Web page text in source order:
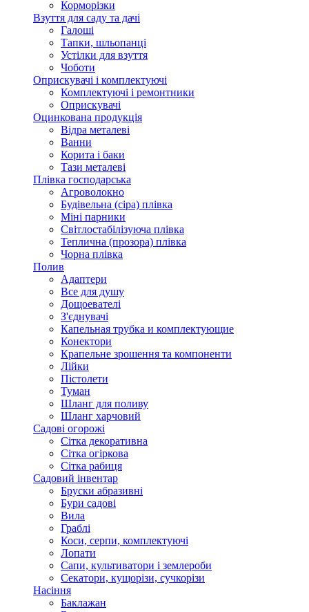
Корморізки
Взуття для саду та дачі
Галоші
Тапки, шльопанці
Устілки для взуття
Чоботи
Оприскувачі і комплектуючі
Комплектуючі і ремонтники
Оприскувачі
Оцинкована продукція
Відра металеві
Ванни
Корита і баки
Тази металеві
Плівка господарська
Агроволокно
Будівельна (сіра) плівка
Міні парники
Світлостабілізуюча плівка
Теплична (прозора) плівка
Чорна плівка
Полив
Адаптери
Все для душу
Дощоевателі
З'єднувачі
Капельная трубка и комплектующие
Конектори
Крапельне зрошення та компоненти
Лійки
Пістолети
Туман
Шланг для поливу
Шланг харчовий
Садові огорожі
Сітка декоративна
Сітка огіркова
Сітка рабиця
Садовий інвентар
Бруски абразивні
Бури садові
Вила
Граблі
Коси, серпи, комплектуючі
Лопати
Сапи, культиватори і землероби
Секатори, кущорізи, сучкорізи
Насіння
Баклажан